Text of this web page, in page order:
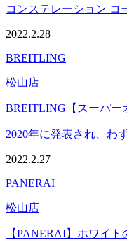
コンステレーション コ
2022.2.28
BREITLING
松山店
BREITLING【スーパー
2020年に発表され、わ
2022.2.27
PANERAI
松山店
【PANERAI】ホワイ